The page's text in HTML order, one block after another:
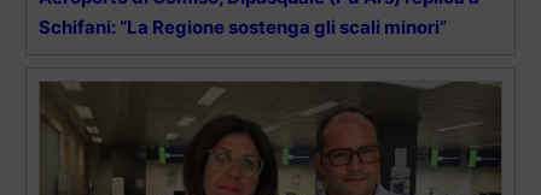
Schifani: “La Regione sostenga gli scali minori”